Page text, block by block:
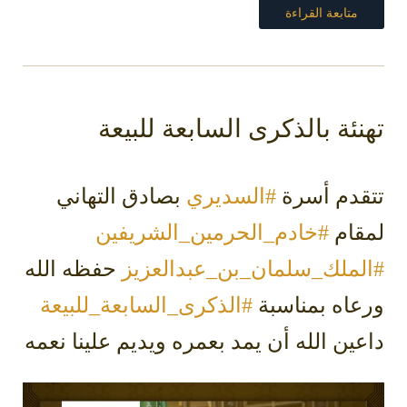
متابعة القراءة
بالذكرى السابعة للبيعة
أسرة#السديريبصادق التهاني
#خادم_الحرمين_الشريفين
حفظه الله
بمناسبة#الذكرى_السابعة_للبيعة
الله أن يمد بعمره ويديم علينا نعمه